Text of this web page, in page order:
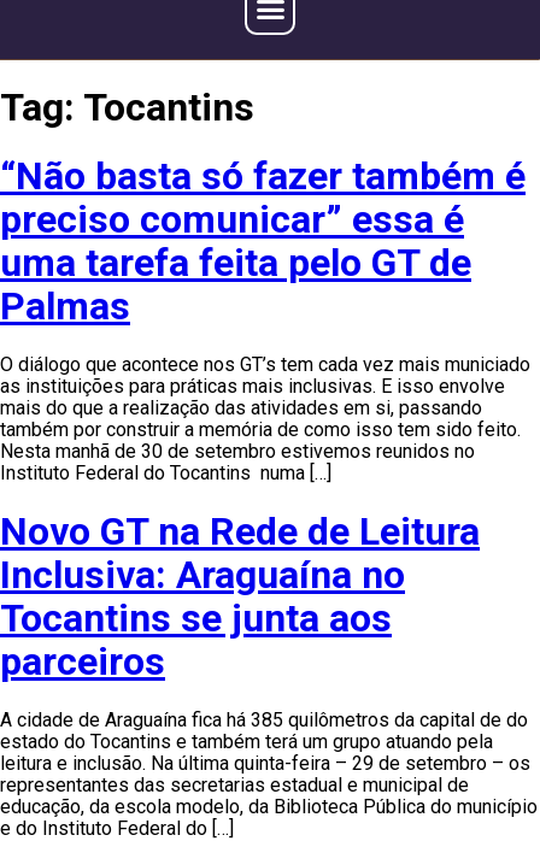
Tag: Tocantins
“Não basta só fazer também é
preciso comunicar” essa é
uma tarefa feita pelo GT de
Palmas
O diálogo que acontece nos GT’s tem cada vez mais municiado
as instituições para práticas mais inclusivas. E isso envolve
mais do que a realização das atividades em si, passando
também por construir a memória de como isso tem sido feito.
Nesta manhã de 30 de setembro estivemos reunidos no
Instituto Federal do Tocantins numa […]
Novo GT na Rede de Leitura
Inclusiva: Araguaína no
Tocantins se junta aos
parceiros
A cidade de Araguaína fica há 385 quilômetros da capital de do
estado do Tocantins e também terá um grupo atuando pela
leitura e inclusão. Na última quinta-feira – 29 de setembro – os
representantes das secretarias estadual e municipal de
educação, da escola modelo, da Biblioteca Pública do município
e do Instituto Federal do […]